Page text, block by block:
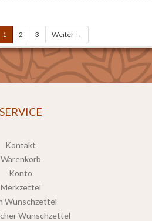
1 2 3 Weiter →
SERVICE
Kontakt
Warenkorb
Konto
Merkzettel
Wunschzettel
Wunschzettel